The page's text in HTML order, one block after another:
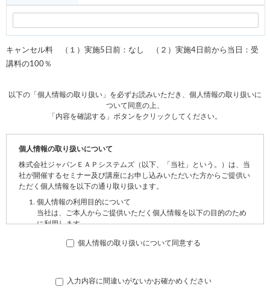
キャンセル料 （１）実施5日前：なし （２）実施4日前から当日：受
講料の100％
以下の「個人情報の取り扱い」を必ずお読みいただき、個人情報の取り扱いに
ついて同意の上、
「内容を確認する」ボタンをクリックしてください。
個人情報の取り扱いについて
株式会社ジャパンＥＡＰシステムズ（以下、「当社」という。）は、当
社が開催するセミナー及び講座にお申し込みいただいた方からご提供い
ただく個人情報を以下の通り取り扱います。
個人情報の利用目的について
当社は、ご本人からご提供いただく個人情報を以下の目的のため
に利用します。
② 当日の運営のため
当社は、ご本人の同意がある場合及び法令に基づく場合を除き、
個人情報の取り扱いについて同意する
入力内容に間違いがないかお確かめください